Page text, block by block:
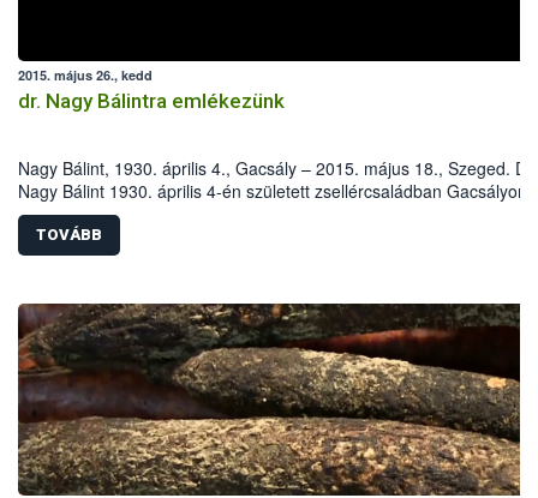
2015. május 26., kedd
dr. Nagy Bálintra emlékezünk
Nagy Bálint, 1930. április 4., Gacsály – 2015. május 18., Szeged. Dr.
Nagy Bálint 1930. április 4-én született zsellércsaládban Gacsályon.
Iskoláit szülőfalujában, majd az Eszterházy Kertészeti
később a harkovi (Szovjetunió) Dokucsájev Mezőgazdasági
Növényvédelmi Fakultásán végezte.
TOVÁBB